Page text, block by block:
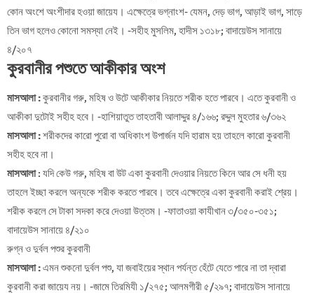
কোন অংশে অংশীদার হওয়া জায়েয। এক্ষেত্রে ভগ্নাংশ- যেমন, দেড় ভাগ, আড়াই ভাগ, সাড়ে
তিন ভাগ হলেও কোনো সমস্যা নেই। -সহীহ মুসলিম, হাদীস ১৩১৮; বাদায়েউস সানায়ে
৪/২০৭
কুরবানীর পশুতে আকীকার অংশ
মাসআলা :কুরবানীর গরু, মহিষ ও উটে আকীকার নিয়তে শরীক হতে পারবে। এতে কুরবানী ও
আকীকা দুটোই সহীহ হবে। -হাশিয়াতুত তাহতাবী আলাদ্দুর ৪/১৬৬; রদ্দুল মুহতার ৬/৩৬২
মাসআলা :শরীকদের কারো পুরো বা অধিকাংশ উপার্জন যদি হারাম হয় তাহলে কারো কুরবানী
সহীহ হবে না।
মাসআলা: যদি কেউ গরু, মহিষ বা উট একা কুরবানী দেওয়ার নিয়তে কিনে আর সে ধনী হয়
তাহলে ইচ্ছা করলে অন্যকে শরীক করতে পারবে। তবে এক্ষেত্রে একা কুরবানী করাই শ্রেয়।
শরীক করলে সে টাকা সদকা করে দেওয়া উত্তম। -ফাতাওয়া কাযীখান ৩/৩৫০-৩৫১;
বাদায়েউস সানায়ে ৪/২১০
রুগ্ন ও দুর্বল পশুর কুরবানী
মাসআলা :এমন শুকনো দুর্বল পশু, যা জবাইয়ের স্থান পর্যন্ত হেঁটে যেতে পারে না তা দ্বারা
কুরবানী করা জায়েয নয়। -জামে তিরমিযী ১/২৭৫; আলমগীরী ৫/২৯৭; বাদায়েউস সানায়ে